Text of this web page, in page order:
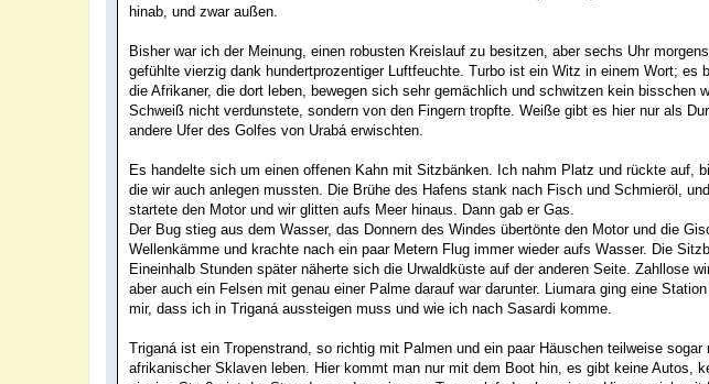
hinab, und zwar außen.
Bisher war ich der Meinung, einen robusten Kreislauf zu besitzen, aber sechs Uhr
gefühlte vierzig dank hundertprozentiger Luftfeuchte. Turbo ist ein Witz in einem Wort; es
die Afrikaner, die dort leben, bewegen sich sehr gemächlich und schwitzen kein bisschen
Schweiß nicht verdunstete, sondern von den Fingern tropfte. Weiße gibt es hier nur als
andere Ufer des Golfes von Urabá erwischten.
Es handelte sich um einen offenen Kahn mit Sitzbänken. Ich nahm Platz und rückte auf,
die wir auch anlegen mussten. Die Brühe des Hafens stank nach Fisch und Schmieröl,
startete den Motor und wir glitten aufs Meer hinaus. Dann gab er Gas.
Der Bug stieg aus dem Wasser, das Donnern des Windes übertönte den Motor und die
Wellenkämme und krachte nach ein paar Metern Flug immer wieder aufs Wasser. Die
Eineinhalb Stunden später näherte sich die Urwaldküste auf der anderen Seite. Zahllose
aber auch ein Felsen mit genau einer Palme darauf war darunter. Liumara ging eine
mir, dass ich in Triganá aussteigen muss und wie ich nach Sasardi komme.
Triganá ist ein Tropenstrand, so richtig mit Palmen und ein paar Häuschen teilweise
afrikanischer Sklaven leben. Hier kommt man nur mit dem Boot hin, es gibt keine Autos,